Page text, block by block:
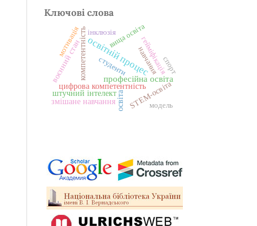
Ключові слова
освітній процес
професійна освіта
цифрова компетентність
освіта
компетентність
STEM-освіта
штучний інтелект
воєнний стан
змішане навчання
навчання
студенти гейміфікація
вища освіта
модель
мотивація
спорт
інклюзія